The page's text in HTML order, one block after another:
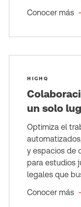
Conocer más
HIGHQ
un solo
Optimiza el
y espacios de
para estudios
legales que
Conocer más